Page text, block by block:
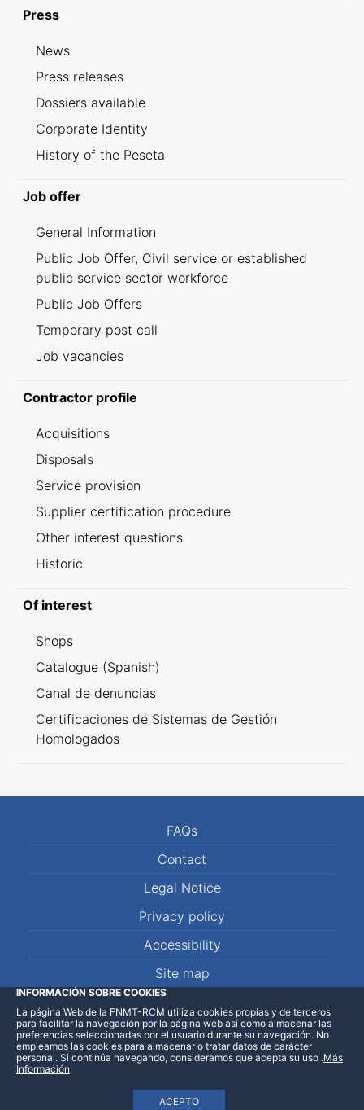
Press
News
Press releases
Dossiers available
Corporate Identity
History of the Peseta
Job offer
General Information
Public Job Offer, Civil service or established
public service sector workforce
Public Job Offers
Temporary post call
Job vacancies
Contractor profile
Acquisitions
Disposals
Service provision
Supplier certification procedure
Other interest questions
Historic
Of interest
Shops
Catalogue (Spanish)
Canal de denuncias
Certificaciones de Sistemas de Gestión
Homologados
FAQs
Contact
Legal Notice
Privacy policy
Accessibility
Site map
LinkedInFacebookWhatsApp
INFORMACIÓN SOBRE COOKIES
La página Web de la FNMT-RCM utiliza cookies propias y de terceros
para facilitar la navegación por la página web así como almacenar las
preferencias seleccionadas por el usuario durante su navegación. No
empleamos las cookies para almacenar o tratar datos de carácter
personal. Si continúa navegando, consideramos que acepta su uso
ACEPTO
.Más
Información.